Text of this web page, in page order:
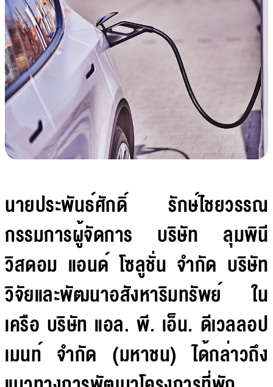
นายประพันธ์ศักดิ์ รักษ์ไชยวรรณ
กรรมการผู้จัดการ บริษัท ลุมพินี
วิสดอม แอนด์ โซลูชั่น จำกัด บริษัท
วิจัยและพัฒนาอสังหาริมทรัพย์ ใน
เครือ บริษัท แอล. พี. เอ็น. ดีเวลลอป
เมนท์ จำกัด (มหาชน) ได้กล่าวถึง